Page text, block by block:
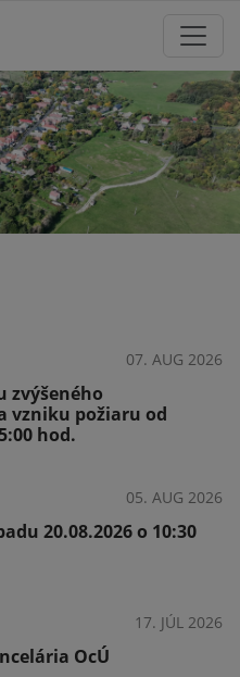
07. AUG 2026
zvýšeného
vzniku požiaru od
hod.
05. AUG 2026
20.08.2026 o 10:30
17. JÚL 2026
OcÚ